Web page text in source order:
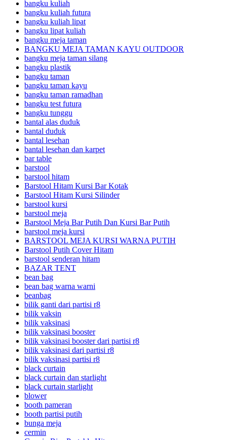
bangku kuliah
bangku kuliah futura
bangku kuliah lipat
bangku lipat kuliah
bangku meja taman
BANGKU MEJA TAMAN KAYU OUTDOOR
bangku meja taman silang
bangku plastik
bangku taman
bangku taman kayu
bangku taman ramadhan
bangku test futura
bangku tunggu
bantal alas duduk
bantal duduk
bantal lesehan
bantal lesehan dan karpet
bar table
barstool
barstool hitam
Barstool Hitam Kursi Bar Kotak
Barstool Hitam Kursi Silinder
barstool kursi
barstool meja
Barstool Meja Bar Putih Dan Kursi Bar Putih
barstool meja kursi
BARSTOOL MEJA KURSI WARNA PUTIH
Barstool Putih Cover Hitam
barstool senderan hitam
BAZAR TENT
bean bag
bean bag warna warni
beanbag
bilik ganti dari partisi r8
bilik vaksin
bilik vaksinasi
bilik vaksinasi booster
bilik vaksinasi booster dari partisi r8
bilik vaksinasi dari partisi r8
bilik vaksinasi partisi r8
black curtain
black curtain dan starlight
black curtain starlight
blower
booth pameran
booth partisi putih
bunga meja
cermin